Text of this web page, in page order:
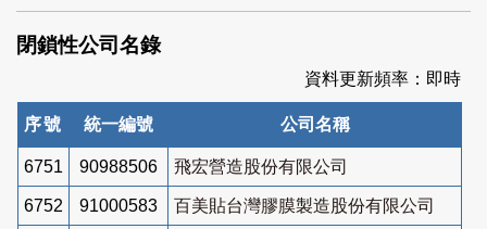
索
閉鎖性公司名錄
資料更新頻率：即時
序號 統一編號 公司名稱
6751 90988506 飛宏營造股份有限公司
6752 91000583 百美貼台灣膠膜製造股份有限公司